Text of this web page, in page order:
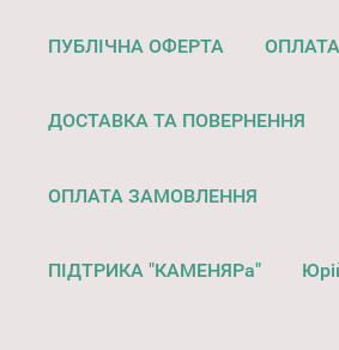
ПУБЛІЧНА ОФЕРТА ОПЛАТА
ДОСТАВКА ТА ПОВЕРНЕННЯ
ОПЛАТА ЗАМОВЛЕННЯ
ПІДТРИКА "КАМЕНЯРа"